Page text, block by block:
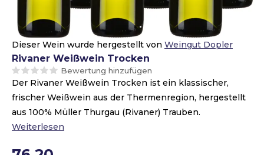
Dieser Wein wurde hergestellt von Weingut Dopler
Rivaner Weißwein Trocken
Bewertung hinzufügen
Der Rivaner Weißwein Trocken ist ein klassischer,
frischer Weißwein aus der Thermenregion, hergestellt
aus 100% Müller Thurgau (Rivaner) Trauben.
Weiterlesen